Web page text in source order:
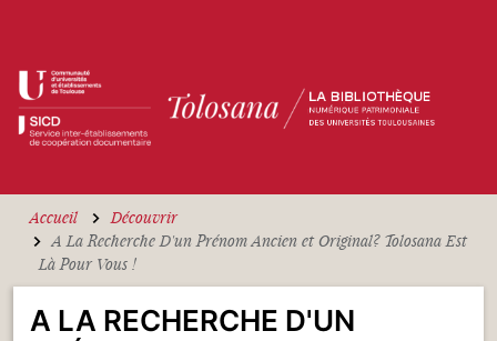
Accueil
Découvrir
A La Recherche D'un Prénom Ancien et Original? Tolosana Est
Là Pour Vous !
A LA RECHERCHE D'UN